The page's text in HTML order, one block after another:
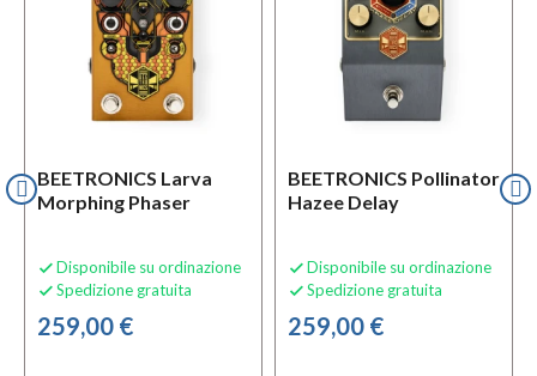
BEETRONICS Larva
Morphing Phaser
 Disponibile su ordinazione
 Spedizione gratuita
259,00 €
BEETRONICS Pollinator
Hazee Delay
 Disponibile su ordinazione
 Spedizione gratuita
259,00 €